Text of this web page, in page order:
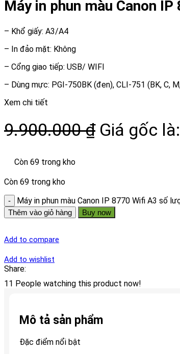
Máy in phun màu Canon
– Khổ giấy: A3/A4
– In đảo mặt: Không
– Cổng giao tiếp: USB/ WIFI
– Dùng mực: PGI-750BK (đen), CLI-751 (BK, C, M,
Xem chi tiết
9.900.000₫ Giá gốc
Còn 69 trong kho
Còn 69 trong kho
Máy in phun màu Canon IP 8770 Wifi A3 số
Thêm vào giỏ hàng Buy now
Add to compare
Add to wishlist
Share:
11 People watching this product now!
Mô tả sản phẩm
Đặc điểm nổi bật